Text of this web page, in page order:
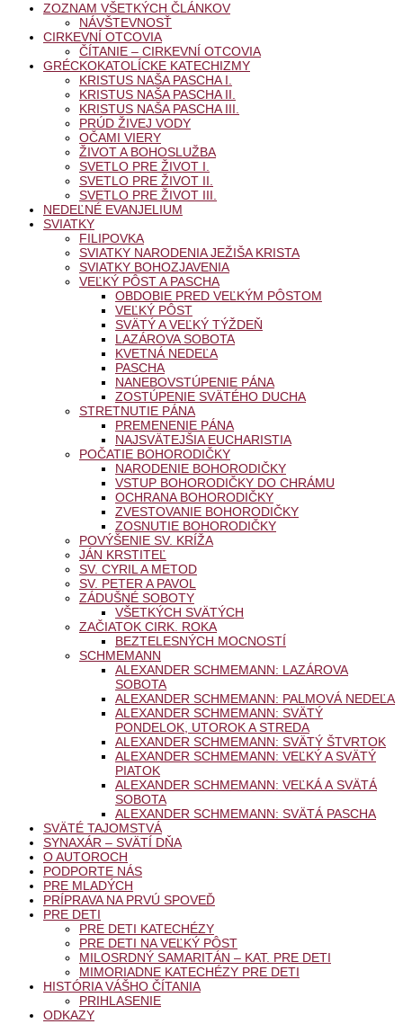
ZOZNAM VŠETKÝCH ČLÁNKOV
NÁVŠTEVNOSŤ
CIRKEVNÍ OTCOVIA
ČÍTANIE – CIRKEVNÍ OTCOVIA
GRÉCKOKATOLÍCKE KATECHIZMY
KRISTUS NAŠA PASCHA I.
KRISTUS NAŠA PASCHA II.
KRISTUS NAŠA PASCHA III.
PRÚD ŽIVEJ VODY
OČAMI VIERY
ŽIVOT A BOHOSLUŽBA
SVETLO PRE ŽIVOT I.
SVETLO PRE ŽIVOT II.
SVETLO PRE ŽIVOT III.
NEDEĽNÉ EVANJELIUM
SVIATKY
FILIPOVKA
SVIATKY NARODENIA JEŽIŠA KRISTA
SVIATKY BOHOZJAVENIA
VEĽKÝ PÔST A PASCHA
OBDOBIE PRED VEĽKÝM PÔSTOM
VEĽKÝ PÔST
SVÄTÝ A VEĽKÝ TÝŽDEŇ
LAZÁROVA SOBOTA
KVETNÁ NEDEĽA
PASCHA
NANEBOVSTÚPENIE PÁNA
ZOSTÚPENIE SVÄTÉHO DUCHA
STRETNUTIE PÁNA
PREMENENIE PÁNA
NAJSVÄTEJŠIA EUCHARISTIA
POČATIE BOHORODIČKY
NARODENIE BOHORODIČKY
VSTUP BOHORODIČKY DO CHRÁMU
OCHRANA BOHORODIČKY
ZVESTOVANIE BOHORODIČKY
ZOSNUTIE BOHORODIČKY
POVÝŠENIE SV. KRÍŽA
JÁN KRSTITEĽ
SV. CYRIL A METOD
SV. PETER A PAVOL
ZÁDUŠNÉ SOBOTY
VŠETKÝCH SVÄTÝCH
ZAČIATOK CIRK. ROKA
BEZTELESNÝCH MOCNOSTÍ
SCHMEMANN
ALEXANDER SCHMEMANN: LAZÁROVA
SOBOTA
ALEXANDER SCHMEMANN: PALMOVÁ NEDEĽA
ALEXANDER SCHMEMANN: SVÄTÝ
PONDELOK, UTOROK A STREDA
ALEXANDER SCHMEMANN: SVÄTÝ ŠTVRTOK
ALEXANDER SCHMEMANN: VEĽKÝ A SVÄTÝ
PIATOK
ALEXANDER SCHMEMANN: VEĽKÁ A SVÄTÁ
SOBOTA
ALEXANDER SCHMEMANN: SVÄTÁ PASCHA
SVÄTÉ TAJOMSTVÁ
SYNAXÁR – SVÄTÍ DŇA
O AUTOROCH
PODPORTE NÁS
PRE MLADÝCH
PRÍPRAVA NA PRVÚ SPOVEĎ
PRE DETI
PRE DETI KATECHÉZY
PRE DETI NA VEĽKÝ PÔST
MILOSRDNÝ SAMARITÁN – KAT. PRE DETI
MIMORIADNE KATECHÉZY PRE DETI
HISTÓRIA VÁŠHO ČÍTANIA
PRIHLASENIE
ODKAZY